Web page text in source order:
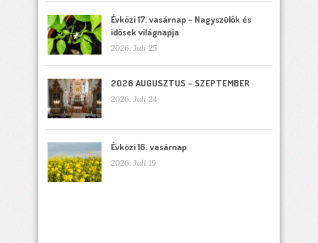
Évközi 17. vasárnap – Nagyszülők és
idősek világnapja
2026. Juli 25
2026 AUGUSZTUS – SZEPTEMBER
2026. Juli 24
Évközi 16. vasárnap
2026. Juli 19